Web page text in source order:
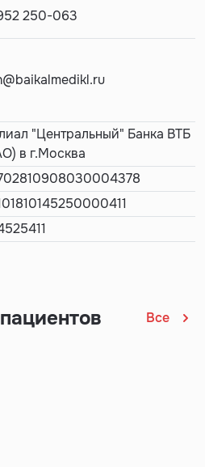
250-063
"Центральный" Банка ВТБ
в г.Москва
Все